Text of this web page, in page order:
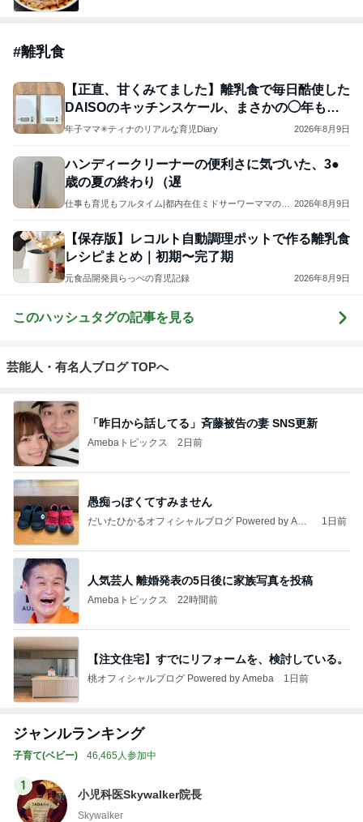
#離乳食
【正直、甘くみてました】離乳食で毎日酷使した
DAISOのキッチンスケール、まさかの◯年も使
えた話
年子ママ✳ティナのリアルな育児Diary 2026年8月9日
ハンディークリーナーの便利さに気づいた、3●
歳の夏の終わり（遅
仕事も育児もフルタイム|都内在住ミドサーワーママの生
2026年8月9日
【保存版】レコルト自動調理ポットで作る離乳食
レシピまとめ｜初期〜完了期
元食品開発員らっぺの育児記録 2026年8月9日
このハッシュタグの記事を見る
芸能人・有名人ブログ TOPへ
「昨日から話してる」斉藤被告の妻 SNS更新
Amebaトピックス 2日前
愚痴っぽくてすみません
だいたひかるオフィシャルブログ Powered by Ame
1日前
人気芸人 離婚発表の5日後に家族写真を投稿
Amebaトピックス 22時間前
【注文住宅】すでにリフォームを、検討している。
桃オフィシャルブログ Powered by Ameba 1日前
ジャンルランキング
子育て(ベビー) 46,465人参加中
1
小児科医Skywalker院長
Skywalker